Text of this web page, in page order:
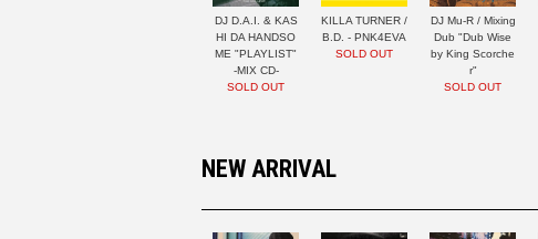
DJ D.A.I. & KAS
HI DA HANDSO
ME "PLAYLIST"
-MIX CD-
SOLD OUT
KILLA TURNER /
B.D. - PNK4EVA
SOLD OUT
DJ Mu-R / Mixing
Dub "Dub Wise
by King Scorche
r"
SOLD OUT
NEW ARRIVAL